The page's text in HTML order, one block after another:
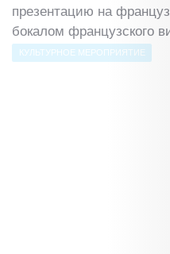
презентацию на
бокалом французского
КУЛЬТУРНОЕ МЕРОПРИЯТИЕ